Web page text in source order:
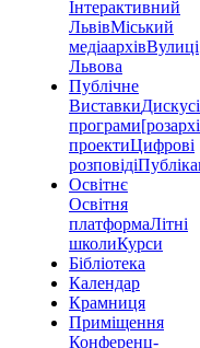
Інтерактивний
ЛьвівМіський
медіаархівВулиці
Львова
Публічне
Виставки
програми
проектиЦифрові
розповіді
Освітнє
Освітня
платформаЛітні
школиКурси
Бібліотека
Календар
Крамниця
Приміщення
Конференц-